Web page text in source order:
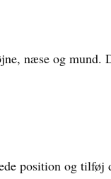
næse og mund.
position og